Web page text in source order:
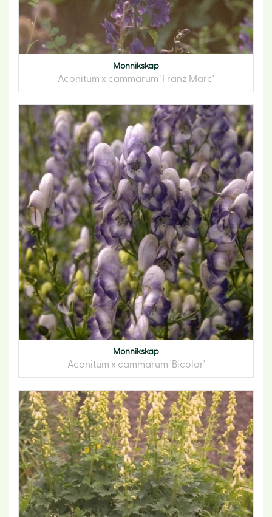
Monnikskap
Aconitum x cammarum 'Franz Marc'
Monnikskap
Aconitum x cammarum 'Bicolor'